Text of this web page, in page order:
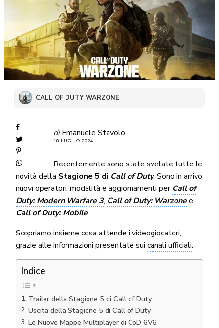
CALL OF DUTY WARZONE
di Emanuele Stavolo
18 LUGLIO 2024
Recentemente sono state svelate tutte le
novità della Stagione 5 di Call of Duty. Sono in arrivo
nuovi operatori, modalità e aggiornamenti per Call of
Duty: Modern Warfare 3, Call of Duty: Warzonee
Call of Duty: Mobile.
Scopriamo insieme cosa attende i videogiocatori,
grazie alle informazioni presentate suicanali ufficiali.
Indice
Trailer della Stagione 5 di Call of Duty
Uscita della Stagione 5 di Call of Duty
Le Nuove Mappe Multiplayer di CoD 6V6